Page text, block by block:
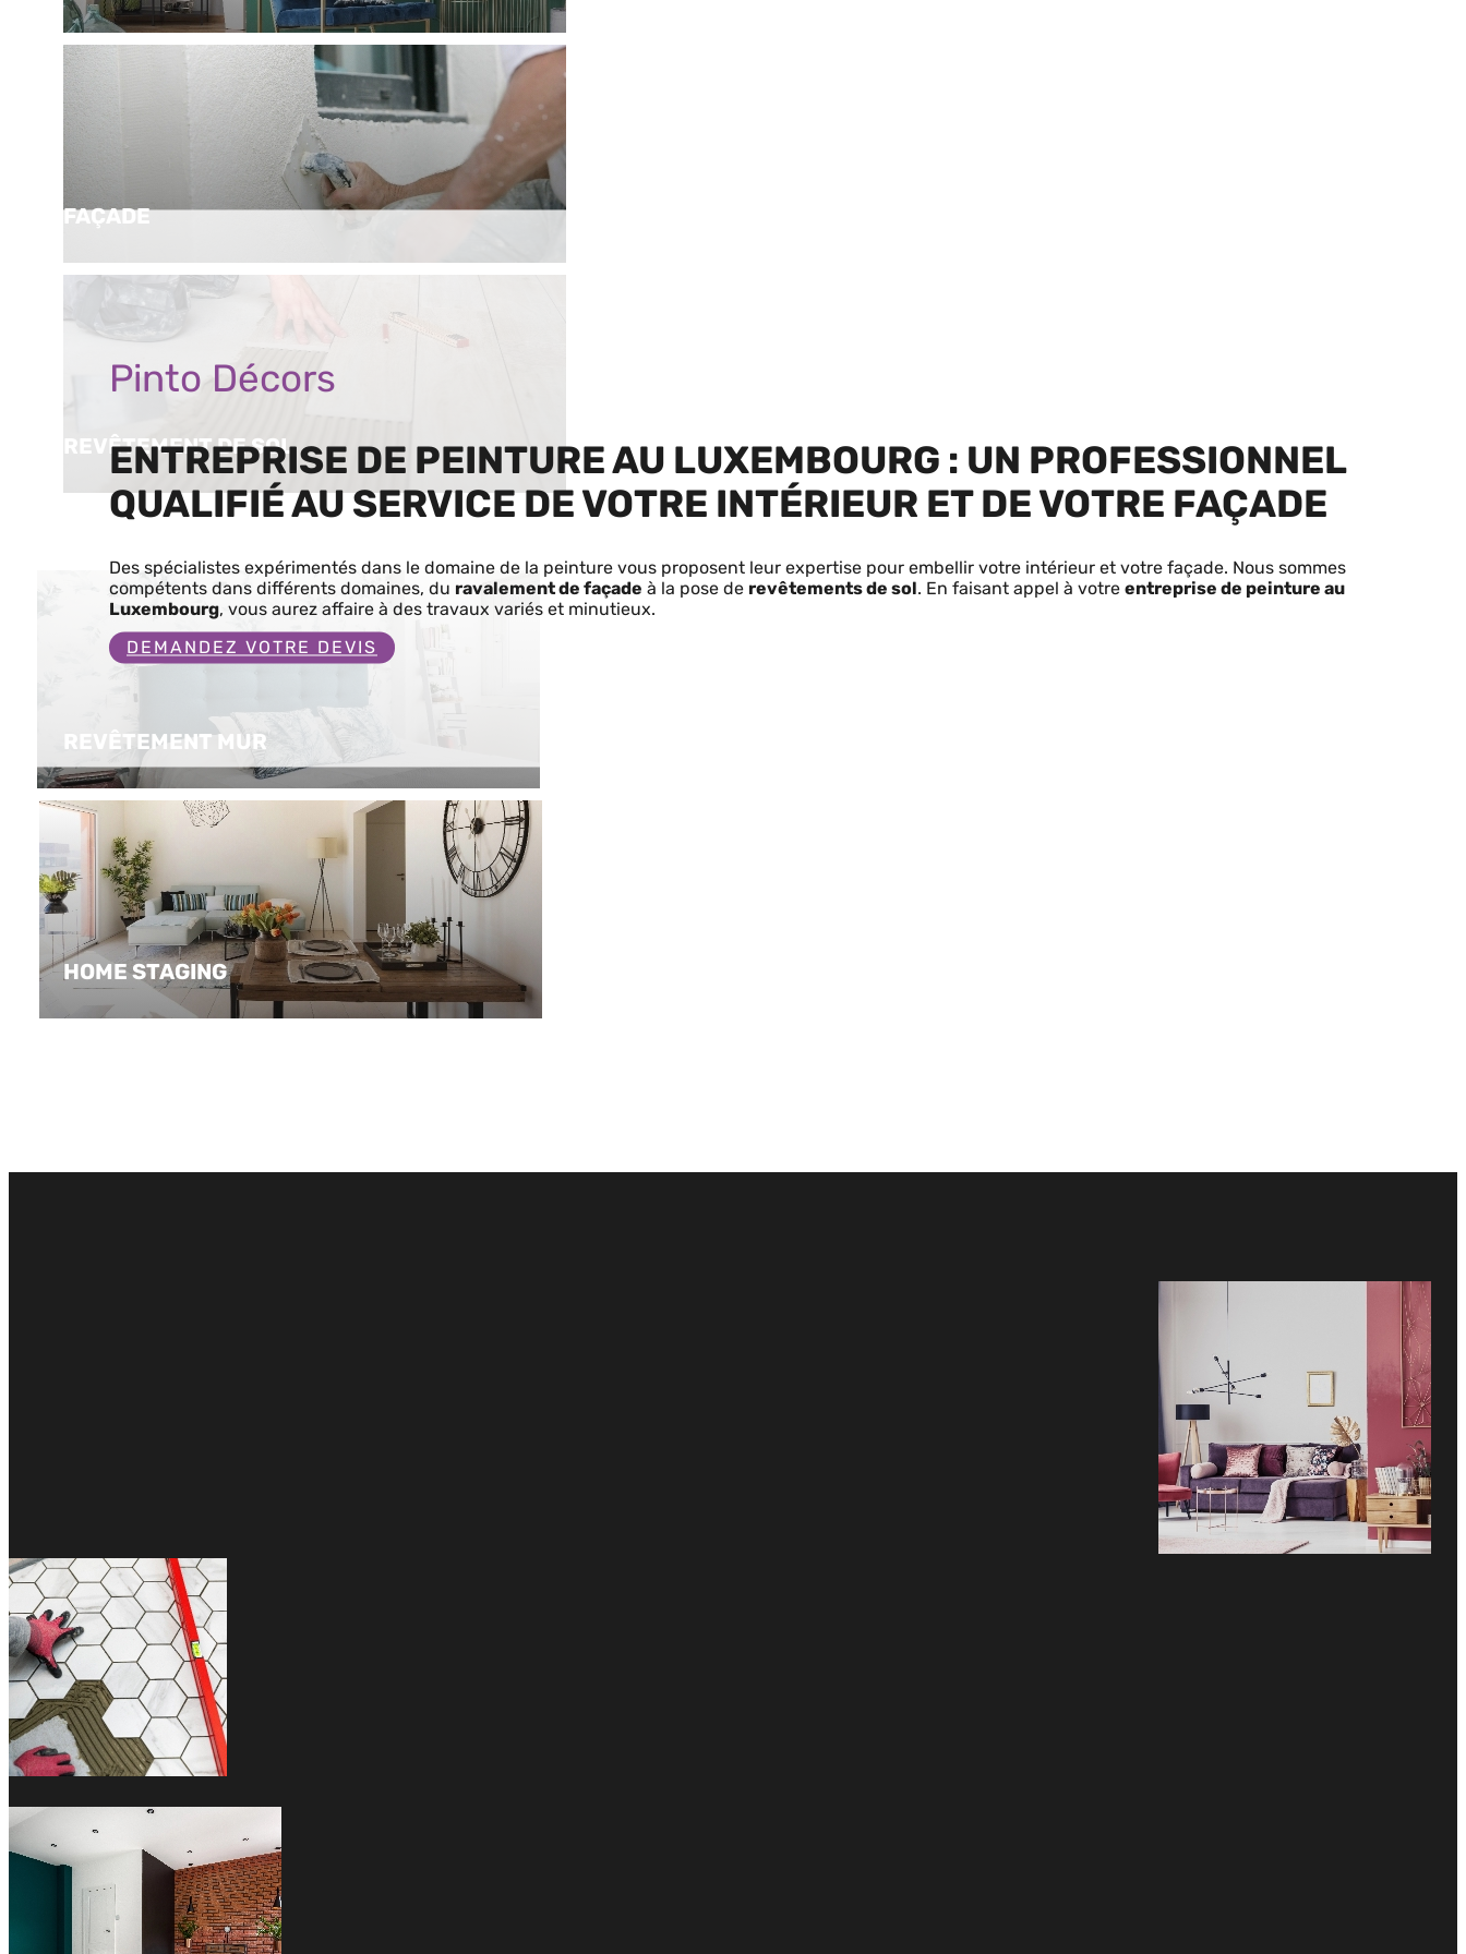
Pinto Décors
ENTREPRISE DE PEINTURE AU LUXEMBOURG : UN PROFESSIONNEL
QUALIFIÉ AU SERVICE DE VOTRE INTÉRIEUR ET DE VOTRE FAÇADE
Des spécialistes expérimentés dans le domaine de la peinture vous proposent leur expertise pour embellir votre intérieur et votre façade. Nous sommes
compétents dans différents domaines, du ravalement de façade à la pose de revêtements de sol. En faisant appel à votre entreprise de peinture au
Luxembourg, vous aurez affaire à des travaux variés et minutieux.
DEMANDEZ VOTRE DEVIS
FAÇADE
REVÊTEMENT DE SOL
REVÊTEMENT MUR
HOME STAGING